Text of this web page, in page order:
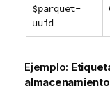
$parquet-
uuid
Ejemplo: